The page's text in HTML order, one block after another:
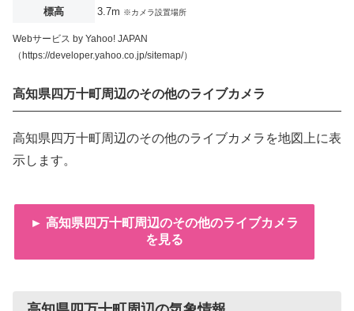
標高
3.7m ※カメラ設置場所
Webサービス by Yahoo! JAPAN
（https://developer.yahoo.co.jp/sitemap/）
高知県四万十町周辺のその他のライブカメラ
高知県四万十町周辺のその他のライブカメラを地図上に表
示します。
► 高知県四万十町周辺のその他のライブカメラ
を見る